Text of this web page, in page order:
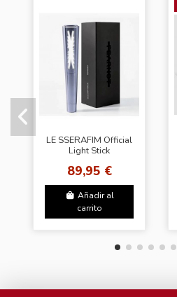
LE SSERAFIM Official
Light Stick
89,95 €
Añadir al
carrito